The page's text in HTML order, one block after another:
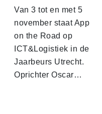
Van 3 tot en met 5
november staat App
on the Road op
ICT&Logistiek in de
Jaarbeurs Utrecht.
Oprichter Oscar…